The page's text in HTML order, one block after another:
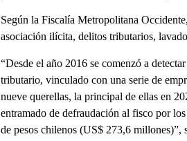
Según la Fiscalía Metropolitana
asociación ilícita, delitos tributarios,
“Desde el año 2016 se comenzó a
tributario, vinculado con una serie de
nueve querellas, la principal de ellas en
entramado de defraudación al fisco por
de pesos chilenos (US$ 273,6